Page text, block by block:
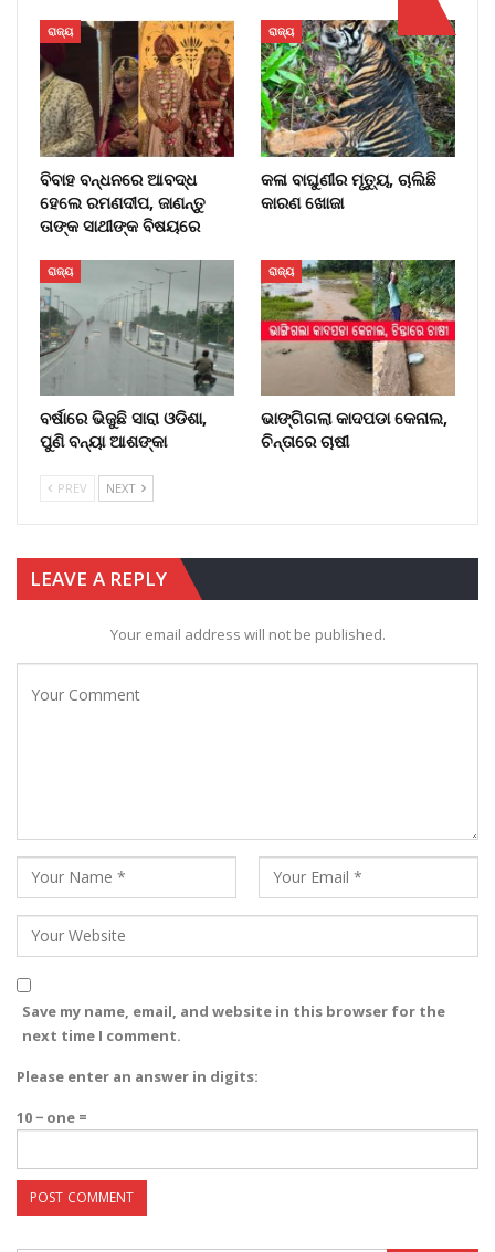
ରାଜ୍ୟ
ବିବାହ ବନ୍ଧନରେ ଆବଦ୍ଧ
ହେଲେ ରମଣଦୀପ, ଜାଣନ୍ତୁ
ତାଙ୍କ ସାଥୀଙ୍କ ବିଷୟରେ
ରାଜ୍ୟ
କଳା ବାଘୁଣୀର ମୃତ୍ୟୁ, ଚାଲିଛି
କାରଣ ଖୋଜା
ରାଜ୍ୟ
ବର୍ଷାରେ ଭିଜୁଛି ସାରା ଓଡିଶା,
ପୁଣି ବନ୍ୟା ଆଶଙ୍କା
ରାଜ୍ୟ
ଭାଙ୍ଗିଗଲା କାଦପଡା କେନାଲ,
ଚିନ୍ତାରେ ଚାଷୀ
PREV NEXT
LEAVE A REPLY
Your email address will not be published.
Save my name, email, and website in this browser for the
next time I comment.
Please enter an answer in digits:
10 − one =